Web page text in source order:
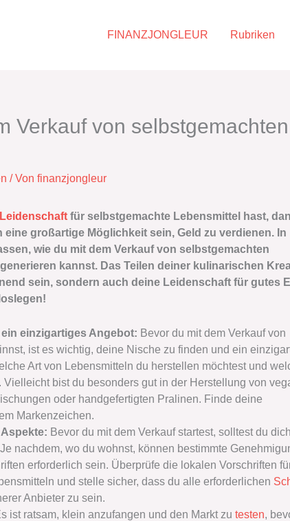
FINANZJONGLEUR Rubriken
Verkauf von selbstgemachten
/ Von finanzjongleur
Leidenschaft für selbstgemachte Lebensmittel hast,
großartige Möglichkeit sein, Geld zu verdienen. In
wie du mit dem Verkauf von selbstgemachten
generieren kannst. Das Teilen deiner kulinarischen
sein, sondern auch deine Leidenschaft für gutes
einzigartiges Angebot: Bevor du mit dem Verkauf von
ist es wichtig, deine Nische zu finden und ein
Art von Lebensmitteln du herstellen möchtest und
bist du besonders gut in der Herstellung von
oder handgefertigten Pralinen. Finde deine
Markenzeichen.
Bevor du mit dem Verkauf startest, solltest du
nachdem, wo du wohnst, können bestimmte
erforderlich sein. Überprüfe die lokalen Vorschriften
und stelle sicher, dass du alle erforderlichen
Anbieter zu sein.
ist ratsam, klein anzufangen und den Markt zu testen,